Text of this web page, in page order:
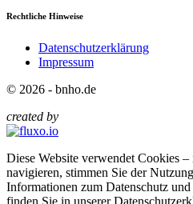
Rechtliche Hinweise
Datenschutzerklärung
Impressum
© 2026 - bnho.de
created by
Diese Website verwendet Cookies
navigieren, stimmen Sie der
Informationen zum Datenschutz
finden Sie in unserer